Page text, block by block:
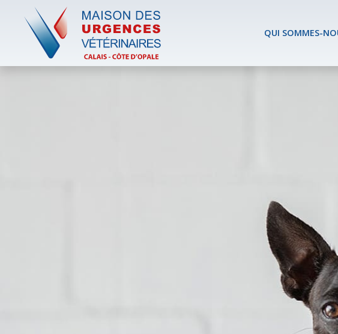
QUI SOMMES-